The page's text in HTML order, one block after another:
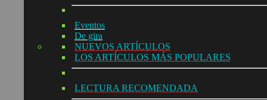
Eventos
De gira
NUEVOS ARTÍCULOS
LOS ARTÍCULOS MÁS POPULARES
LECTURA RECOMENDADA